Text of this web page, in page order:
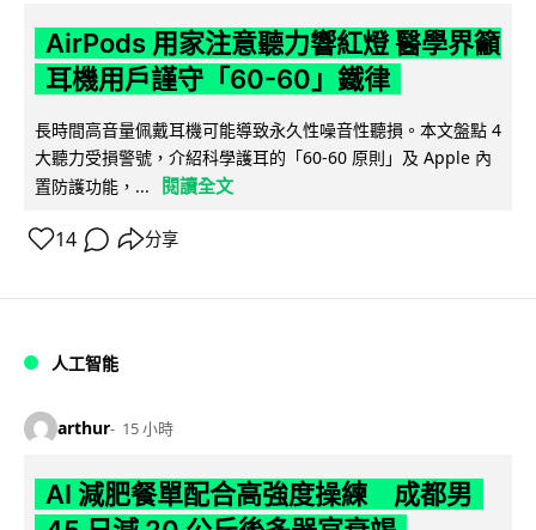
AirPods 用家注意聽力響紅燈 醫學界籲
耳機用戶謹守「60-60」鐵律
長時間高音量佩戴耳機可能導致永久性噪音性聽損。本文盤點 4
大聽力受損警號，介紹科學護耳的「60-60 原則」及 Apple 內
置防護功能，...
閱讀全文
14 分享
人工智能
arthur 15 小時
AI 減肥餐單配合高強度操練 成都男